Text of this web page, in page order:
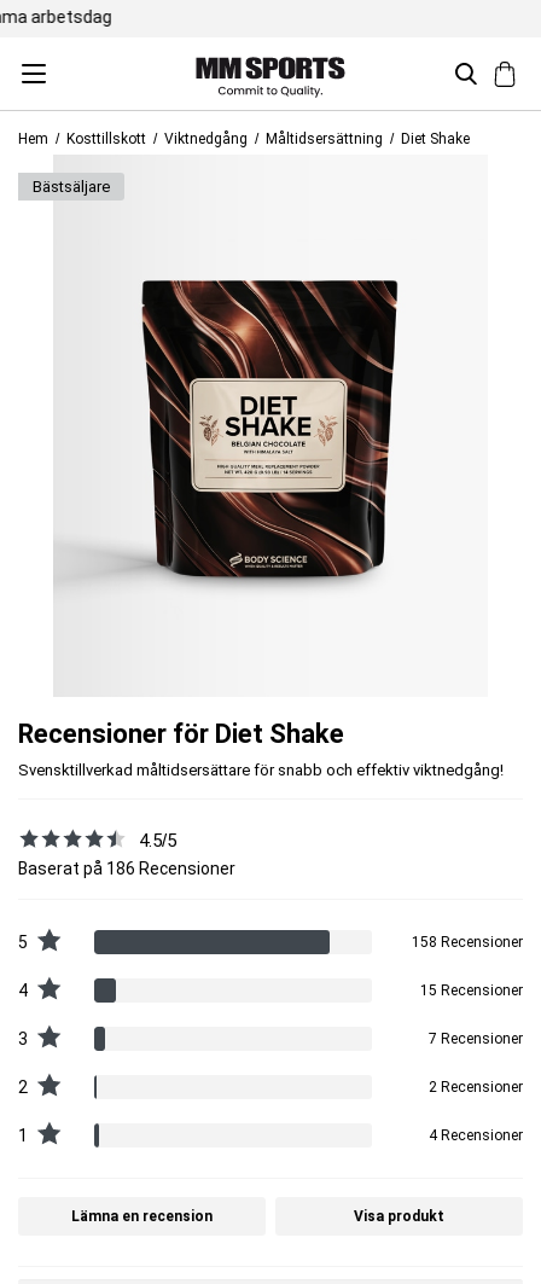
Hem Kosttillskott Viktnedgång Måltidsersättning Diet Shake
bäst­säljare
Recensioner för Diet Shake
Svensktillverkad måltidsersättare för snabb och effektiv viktnedgång!
4.5/5
Baserat på 186 Recensioner
5 158 Recensioner
4 15 Recensioner
3 7 Recensioner
2 2 Recensioner
1 4 Recensioner
Lämna en recension Visa produkt